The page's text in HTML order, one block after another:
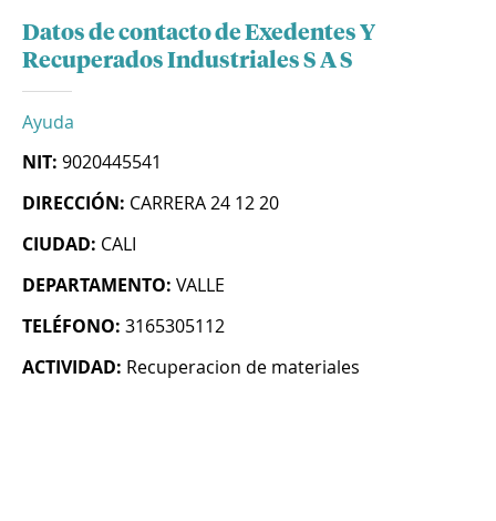
Datos de contacto de Exedentes Y
Recuperados Industriales S A S
Ayuda
NIT: 9020445541
DIRECCIÓN: CARRERA 24 12 20
CIUDAD: CALI
DEPARTAMENTO: VALLE
TELÉFONO: 3165305112
ACTIVIDAD: Recuperacion de materiales